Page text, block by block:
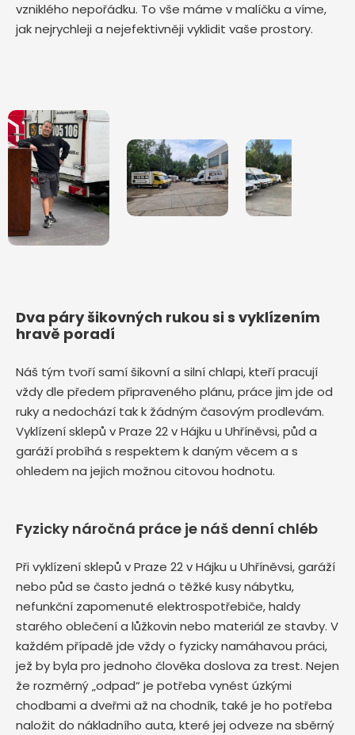
vzniklého nepořádku. To vše máme v malíčku a víme,
jak nejrychleji a nejefektivněji vyklidit vaše prostory.
Dva páry šikovných rukou si s vyklízením
hravě poradí
Náš tým tvoří samí šikovní a silní chlapi, kteří pracují
vždy dle předem připraveného plánu, práce jim jde od
ruky a nedochází tak k žádným časovým prodlevám.
Vyklízení sklepů v Praze 22 v Hájku u Uhříněvsi, půd a
garáží probíhá s respektem k daným věcem a s
ohledem na jejich možnou citovou hodnotu.
Fyzicky náročná práce je náš denní chléb
Při vyklízení sklepů v Praze 22 v Hájku u Uhříněvsi, garáží
nebo půd se často jedná o těžké kusy nábytku,
nefunkční zapomenuté elektrospotřebiče, haldy
starého oblečení a lůžkovin nebo materiál ze stavby. V
každém případě jde vždy o fyzicky namáhavou práci,
jež by byla pro jednoho člověka doslova za trest. Nejen
že rozměrný „odpad“ je potřeba vynést úzkými
chodbami a dveřmi až na chodník, také je ho potřeba
naložit do nákladního auta, které jej odveze na sběrný